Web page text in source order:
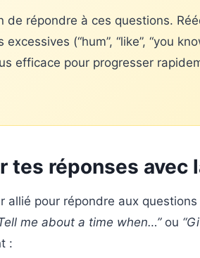
de répondre à ces questions.
(“hum”, “like”, “you
efficace pour progresser
réponses avec
allié pour répondre aux
me about a time when…”ou
: